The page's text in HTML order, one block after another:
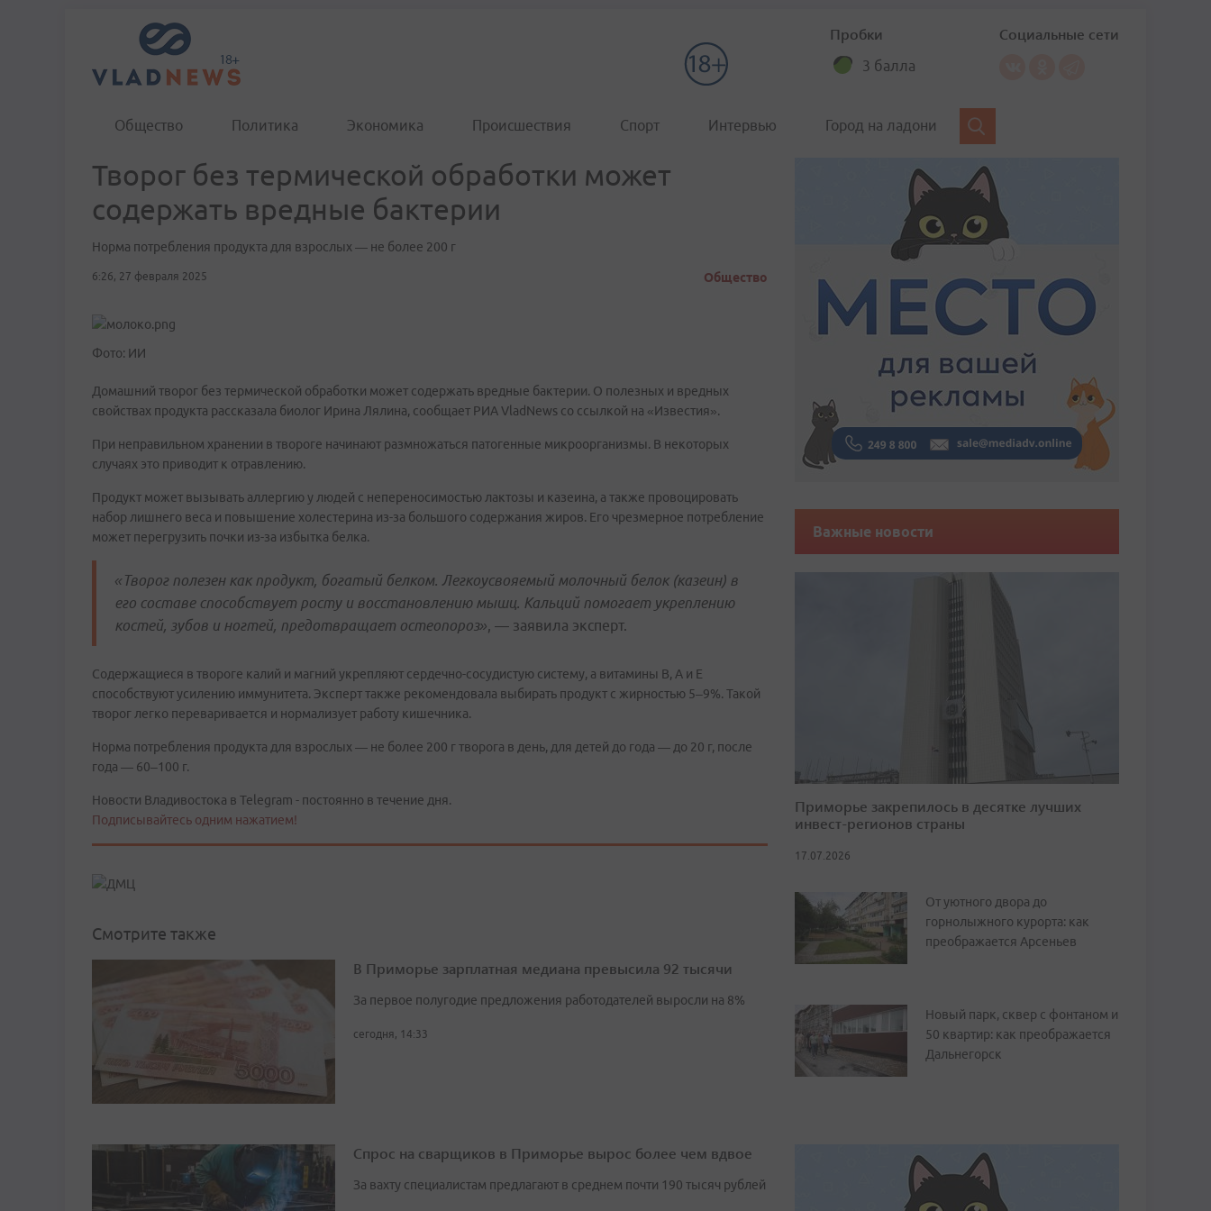
Пробки
3 балла
Социальные сети
Общество Политика Экономика Происшествия Спорт Интервью Город на ладони
Творог без термической обработки может
содержать вредные бактерии
Норма потребления продукта для взрослых — не более 200 г
6:26, 27 февраля 2025 Общество
Фото: ИИ
Домашний творог без термической обработки может содержать вредные бактерии. О полезных и вредных
свойствах продукта рассказала биолог Ирина Лялина, сообщает РИА VladNews со ссылкой на «Известия».
При неправильном хранении в твороге начинают размножаться патогенные микроорганизмы. В некоторых
случаях это приводит к отравлению.
Продукт может вызывать аллергию у людей с непереносимостью лактозы и казеина, а также провоцировать
набор лишнего веса и повышение холестерина из-за большого содержания жиров. Его чрезмерное потребление
может перегрузить почки из-за избытка белка.
«Творог полезен как продукт, богатый белком. Легкоусвояемый молочный белок (казеин) в
его составе способствует росту и восстановлению мышц. Кальций помогает укреплению
костей, зубов и ногтей, предотвращает остеопороз», — заявила эксперт.
Содержащиеся в твороге калий и магний укрепляют сердечно-сосудистую систему, а витамины B, A и E
способствуют усилению иммунитета. Эксперт также рекомендовала выбирать продукт с жирностью 5–9%. Такой
творог легко переваривается и нормализует работу кишечника.
Норма потребления продукта для взрослых — не более 200 г творога в день, для детей до года — до 20 г, после
года — 60–100 г.
Новости Владивостока в Telegram - постоянно в течение дня.
Подписывайтесь одним нажатием!
Смотрите также
В Приморье зарплатная медиана превысила 92 тысячи
За первое полугодие предложения работодателей выросли на 8%
сегодня, 14:33
Спрос на сварщиков в Приморье вырос более чем вдвое
За вахту специалистам предлагают в среднем почти 190 тысяч рублей
Важные новости
Приморье закрепилось в десятке лучших
инвест-регионов страны
17.07.2026
От уютного двора до
горнолыжного курорта: как
преображается Арсеньев
Новый парк, сквер с фонтаном и
50 квартир: как преображается
Дальнегорск